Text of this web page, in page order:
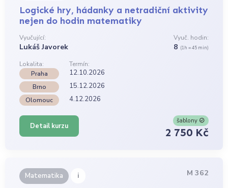
Logické hry, hádanky a netradiční aktivity
nejen do hodin matematiky
Vyučující:
Lukáš Javorek
Vyuč. hodin:
8 (1h = 45 min)
Lokalita:
Termín:
Praha
12.10.2026
Brno 15.12.2026
Olomouc 4.12.2026
Detail kurzu
šablony
2 750 Kč
Matematika i M 362